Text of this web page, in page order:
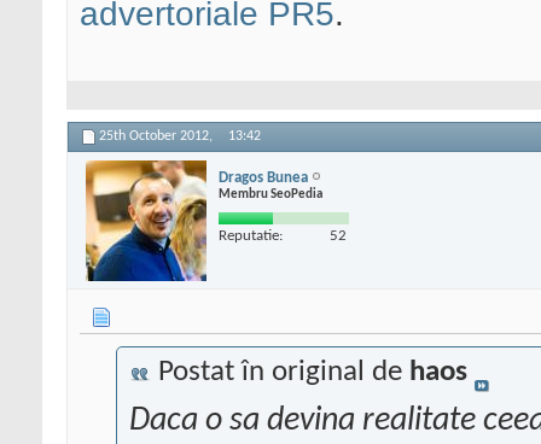
advertoriale PR5.
25th October 2012, 13:42
Dragos Bunea
Membru SeoPedia
Reputatie: 52
Postat în original de haos
Daca o sa devina realitate